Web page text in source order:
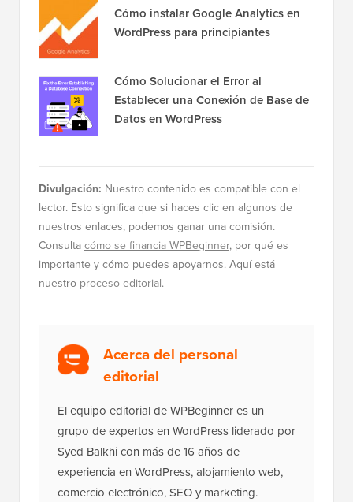
Cómo instalar Google Analytics en
WordPress para principiantes
Cómo Solucionar el Error al
Establecer una Conexión de Base de
Datos en WordPress
Divulgación: Nuestro contenido es compatible con el
lector. Esto significa que si haces clic en algunos de
nuestros enlaces, podemos ganar una comisión.
Consultacómo se financia WPBeginner, por qué es
importante y cómo puedes apoyarnos. Aquí está
nuestro proceso editorial.
Acerca del personal
editorial
El equipo editorial de WPBeginner es un
grupo de expertos en WordPress liderado por
Syed Balkhi con más de 16 años de
experiencia en WordPress, alojamiento web,
comercio electrónico, SEO y marketing.